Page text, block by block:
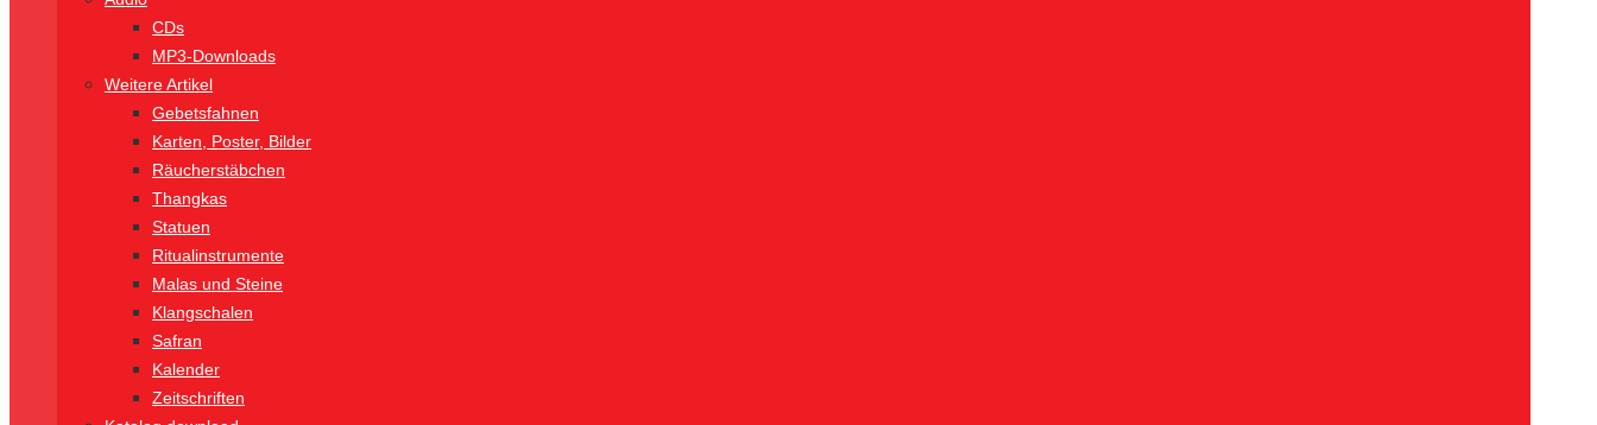
CDs
MP3-Downloads
Weitere Artikel
Gebetsfahnen
Karten, Poster, Bilder
Räucherstäbchen
Thangkas
Statuen
Ritualinstrumente
Malas und Steine
Klangschalen
Safran
Kalender
Zeitschriften